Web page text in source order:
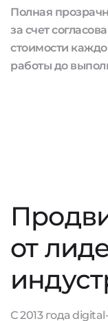
Полная
за счет
стоимости
работы до
от
С 2013 года